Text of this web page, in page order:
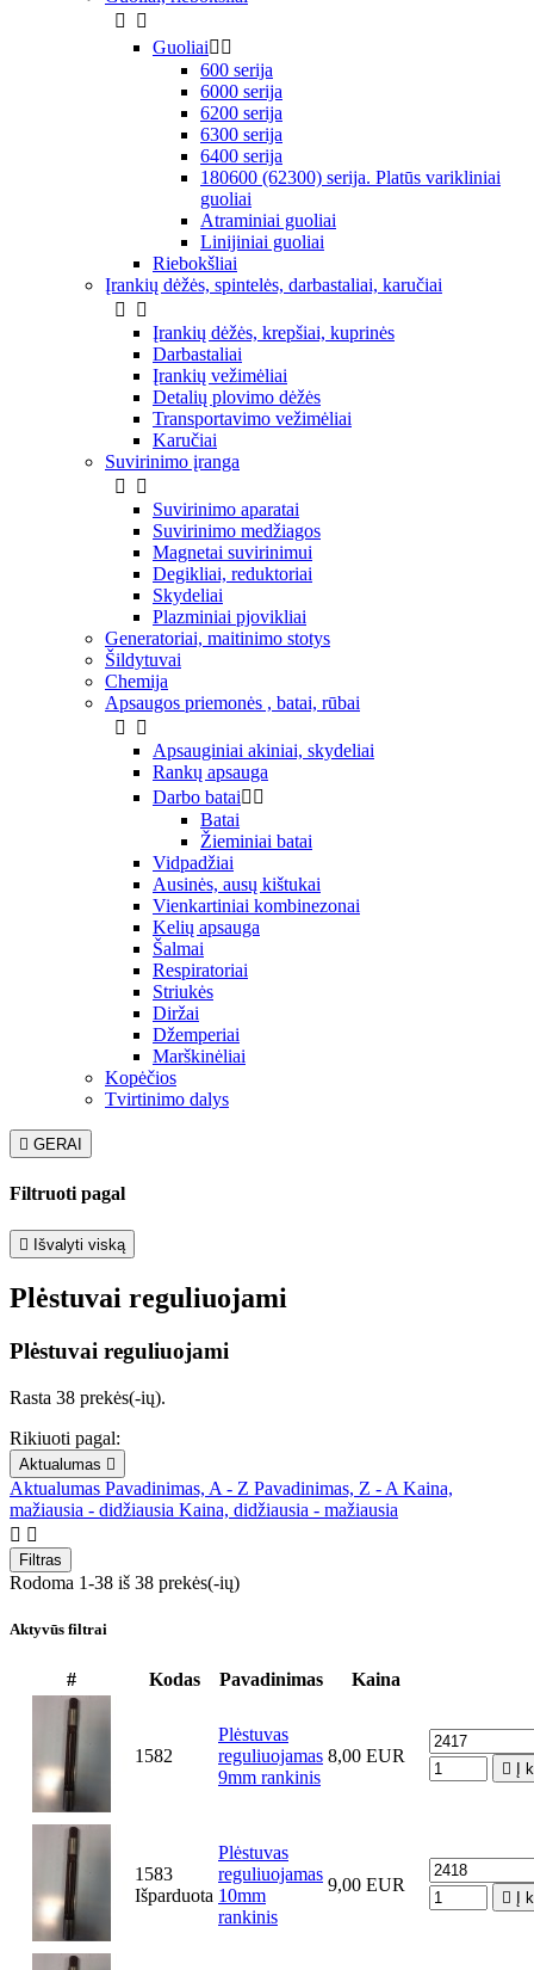


Guoliai 
600 serija
6000 serija
6200 serija
6300 serija
6400 serija
180600 (62300) serija. Platūs varikliniai
guoliai
Atraminiai guoliai
Linijiniai guoliai
Riebokšliai
Įrankių dėžės, spintelės, darbastaliai, karučiai


Įrankių dėžės, krepšiai, kuprinės
Darbastaliai
Įrankių vežimėliai
Detalių plovimo dėžės
Transportavimo vežimėliai
Karučiai
Suvirinimo įranga


Suvirinimo aparatai
Suvirinimo medžiagos
Magnetai suvirinimui
Degikliai, reduktoriai
Skydeliai
Plazminiai pjovikliai
Generatoriai, maitinimo stotys
Šildytuvai
Chemija
Apsaugos priemonės , batai, rūbai


Apsauginiai akiniai, skydeliai
Rankų apsauga
Darbo batai 
Batai
Žieminiai batai
Vidpadžiai
Ausinės, ausų kištukai
Vienkartiniai kombinezonai
Kelių apsauga
Šalmai
Respiratoriai
Striukės
Diržai
Džemperiai
Marškinėliai
Kopėčios
Tvirtinimo dalys
 GERAI
Filtruoti pagal
 Išvalyti viską
Plėstuvai reguliuojami
Plėstuvai reguliuojami
Rasta 38 prekės(-ių).
Rikiuoti pagal:
Aktualumas 
Aktualumas Pavadinimas, A - Z Pavadinimas, Z - A Kaina,
mažiausia - didžiausia Kaina, didžiausia - mažiausia
 
Filtras
Rodoma 1-38 iš 38 prekės(-ių)
Aktyvūs filtrai
# Kodas Pavadinimas Kaina
1582
Plėstuvas
reguliuojamas
9mm rankinis
8,00 EUR
 Į
1583
Išparduota
Plėstuvas
reguliuojamas
10mm
rankinis
9,00 EUR
 Į